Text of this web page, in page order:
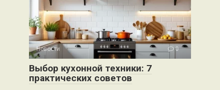
Новости 0
Выбор кухонной техники: 7
практических советов